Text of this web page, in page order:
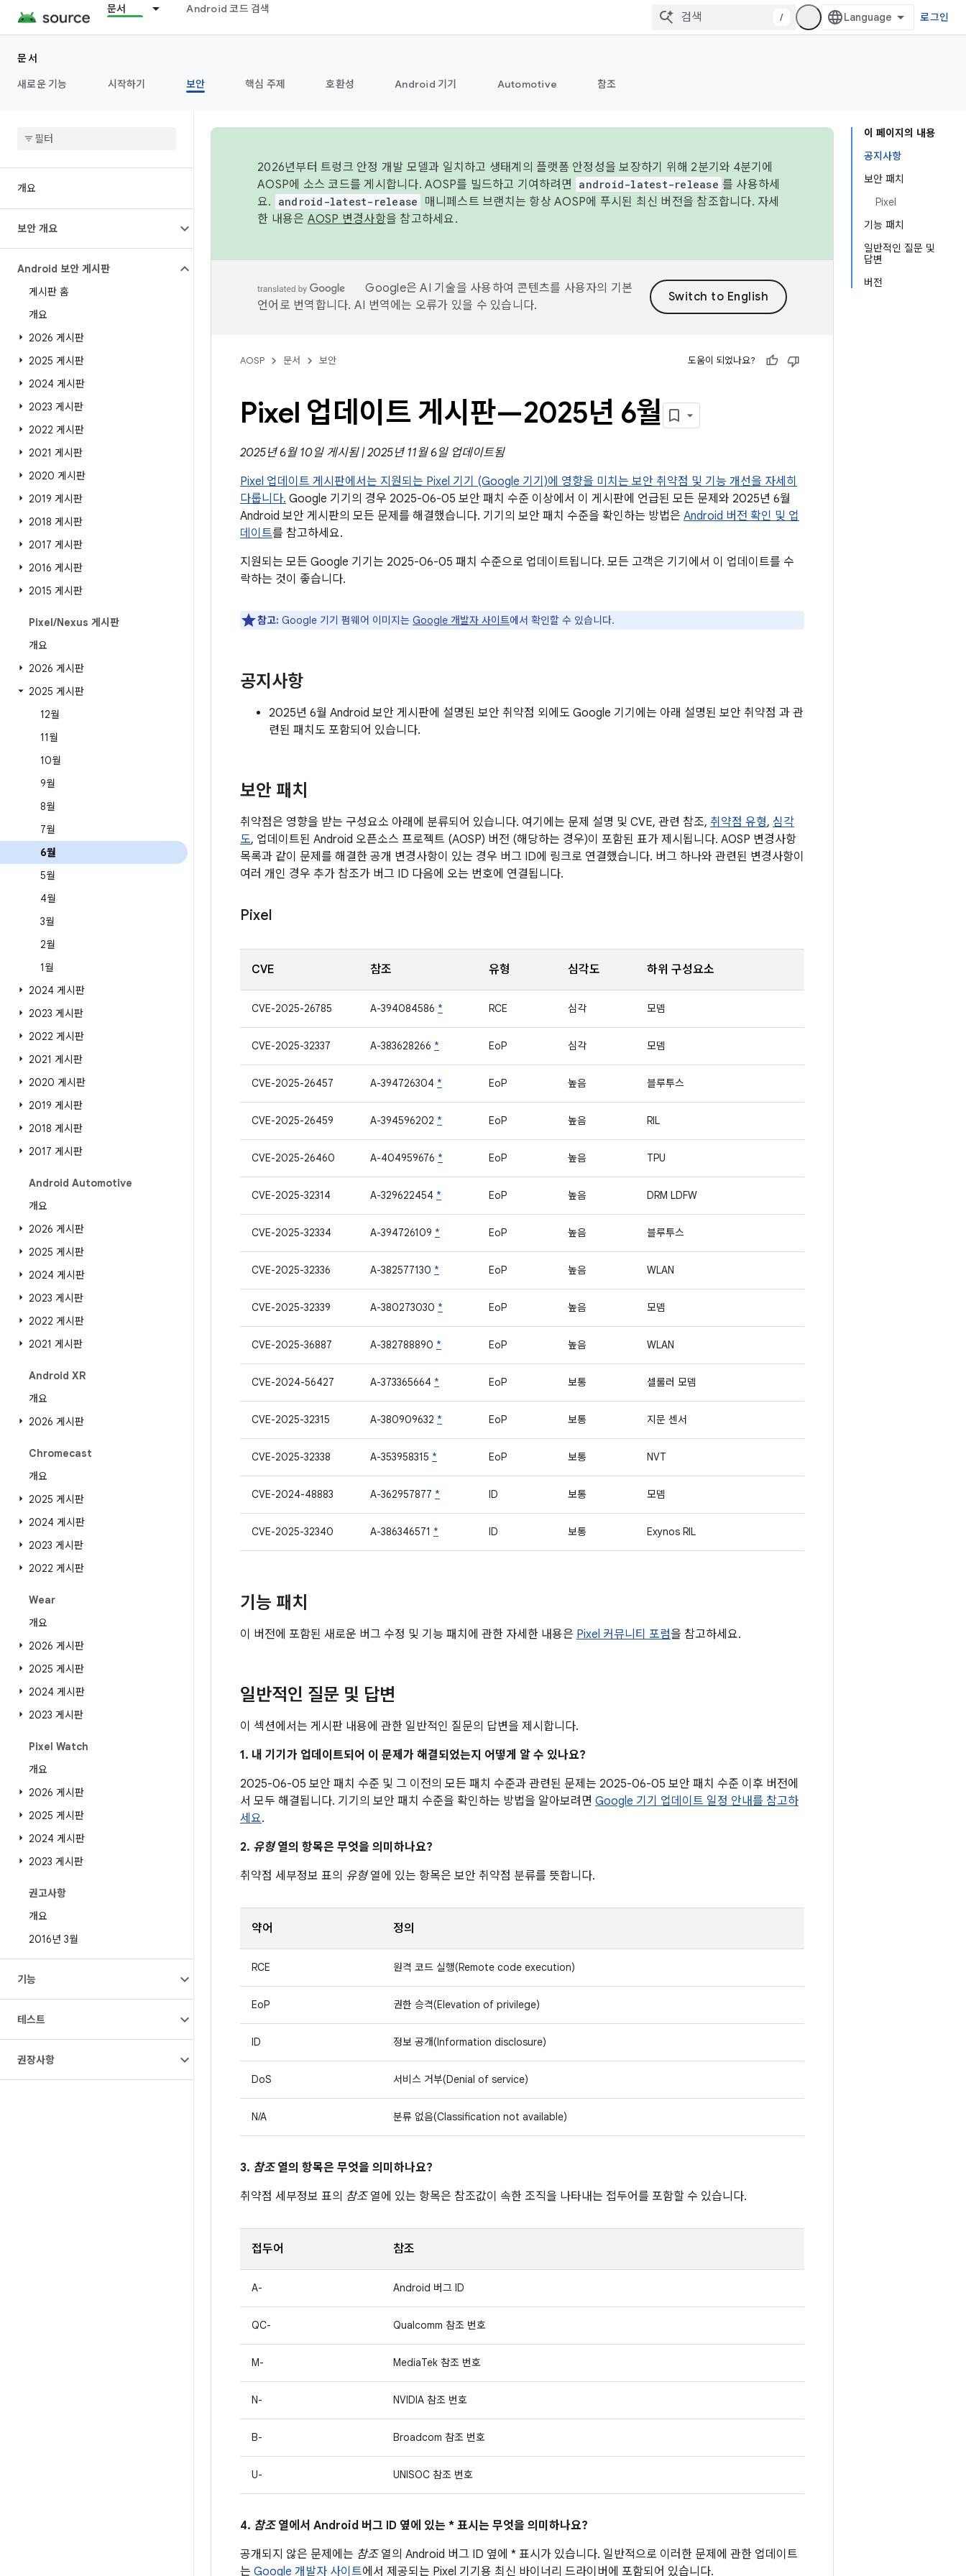
문서 Android 코드 검색
/ 로그인
문서
새로운 기능
시작하기 보안 핵심 주제 호환성 Android 기기 Automotive 참조
개요
보안 개요
Android 보안 게시판
게시판 홈
개요
2026 게시판
2025 게시판
2024 게시판
2023 게시판
2022 게시판
2021 게시판
2020 게시판
2019 게시판
2018 게시판
2017 게시판
2016 게시판
2015 게시판
Pixel/Nexus 게시판
개요
2026 게시판
2025 게시판
12월
11월
10월
9월
8월
7월
6월
5월
4월
3월
2월
1월
2024 게시판
2023 게시판
2022 게시판
2021 게시판
2020 게시판
2019 게시판
2018 게시판
2017 게시판
Android Automotive
개요
2026 게시판
2025 게시판
2024 게시판
2023 게시판
2022 게시판
2021 게시판
Android XR
개요
2026 게시판
Chromecast
개요
2025 게시판
2024 게시판
2023 게시판
2022 게시판
Wear
개요
2026 게시판
2025 게시판
2024 게시판
2023 게시판
Pixel Watch
개요
2026 게시판
2025 게시판
2024 게시판
2023 게시판
권고사항
개요
2016년 3월
기능
테스트
권장사항
이 페이지의 내용
공지사항
보안 패치
Pixel
기능 패치
일반적인 질문 및
답변
버전
2026년부터 트렁크 안정 개발 모델과 일치하고 생태계의 플랫폼 안정성을 보장하기 위해 2분기와 4분기에
AOSP에 소스 코드를 게시합니다. AOSP를 빌드하고 기여하려면
android-latest-release 를 사용하세
요.
android-latest-release
매니페스트 브랜치는 항상 AOSP에 푸시된 최신 버전을 참조합니다. 자세
한 내용은 AOSP 변경사항을 참고하세요.
Google은 AI 기술을 사용하여 콘텐츠를 사용자의 기본
언어로 번역합니다. AI 번역에는 오류가 있을 수 있습니다.
AOSP 문서 보안 도움이 되었나요?
Pixel 업데이트 게시판—2025년 6월
2025년 6월 10일 게시됨 | 2025년 11월 6일 업데이트됨
Pixel 업데이트 게시판에서는 지원되는 Pixel 기기 (Google 기기)에 영향을 미치는 보안 취약점 및 기능 개선을 자세히
다룹니다. Google 기기의 경우 2025-06-05 보안 패치 수준 이상에서 이 게시판에 언급된 모든 문제와 2025년 6월
Android 보안 게시판의 모든 문제를 해결했습니다. 기기의 보안 패치 수준을 확인하는 방법은 Android 버전 확인 및 업
데이트를 참고하세요.
지원되는 모든 Google 기기는 2025-06-05 패치 수준으로 업데이트됩니다. 모든 고객은 기기에서 이 업데이트를 수
락하는 것이 좋습니다.
참고: Google 기기 펌웨어 이미지는 Google 개발자 사이트에서 확인할 수 있습니다.
공지사항
2025년 6월 Android 보안 게시판에 설명된 보안 취약점 외에도 Google 기기에는 아래 설명된 보안 취약점 과 관
련된 패치도 포함되어 있습니다.
보안 패치
취약점은 영향을 받는 구성요소 아래에 분류되어 있습니다. 여기에는 문제 설명 및 CVE, 관련 참조, 취약점 유형, 심각
도, 업데이트된 Android 오픈소스 프로젝트 (AOSP) 버전 (해당하는 경우)이 포함된 표가 제시됩니다. AOSP 변경사항
목록과 같이 문제를 해결한 공개 변경사항이 있는 경우 버그 ID에 링크로 연결했습니다. 버그 하나와 관련된 변경사항이
여러 개인 경우 추가 참조가 버그 ID 다음에 오는 번호에 연결됩니다.
Pixel
CVE 참조 유형 심각도 하위 구성요소
CVE-2025-26785 A-394084586 * RCE 심각 모뎀
CVE-2025-32337 A-383628266 * EoP 심각 모뎀
CVE-2025-26457 A-394726304 * EoP 높음 블루투스
CVE-2025-26459 A-394596202 * EoP 높음 RIL
CVE-2025-26460 A-404959676 * EoP 높음 TPU
CVE-2025-32314 A-329622454 * EoP 높음 DRM LDFW
CVE-2025-32334 A-394726109 * EoP 높음 블루투스
CVE-2025-32336 A-382577130 * EoP 높음 WLAN
CVE-2025-32339 A-380273030 * EoP 높음 모뎀
CVE-2025-36887 A-382788890 * EoP 높음 WLAN
CVE-2024-56427 A-373365664 * EoP 보통 셀룰러 모뎀
CVE-2025-32315 A-380909632 * EoP 보통 지문 센서
CVE-2025-32338 A-353958315 * EoP 보통 NVT
CVE-2024-48883 A-362957877 * ID 보통 모뎀
CVE-2025-32340 A-386346571 * ID 보통 Exynos RIL
기능 패치
이 버전에 포함된 새로운 버그 수정 및 기능 패치에 관한 자세한 내용은 Pixel 커뮤니티 포럼을 참고하세요.
일반적인 질문 및 답변
이 섹션에서는 게시판 내용에 관한 일반적인 질문의 답변을 제시합니다.
1. 내 기기가 업데이트되어 이 문제가 해결되었는지 어떻게 알 수 있나요?
2025-06-05 보안 패치 수준 및 그 이전의 모든 패치 수준과 관련된 문제는 2025-06-05 보안 패치 수준 이후 버전에
서 모두 해결됩니다. 기기의 보안 패치 수준을 확인하는 방법을 알아보려면 Google 기기 업데이트 일정 안내를 참고하
세요.
2. 유형열의 항목은 무엇을 의미하나요?
취약점 세부정보 표의 유형열에 있는 항목은 보안 취약점 분류를 뜻합니다.
약어 정의
RCE 원격 코드 실행(Remote code execution)
EoP 권한 승격(Elevation of privilege)
ID 정보 공개(Information disclosure)
DoS 서비스 거부(Denial of service)
N/A 분류 없음(Classification not available)
3. 참조열의 항목은 무엇을 의미하나요?
취약점 세부정보 표의 참조열에 있는 항목은 참조값이 속한 조직을 나타내는 접두어를 포함할 수 있습니다.
접두어 참조
A- Android 버그 ID
QC- Qualcomm 참조 번호
M- MediaTek 참조 번호
N- NVIDIA 참조 번호
B- Broadcom 참조 번호
U- UNISOC 참조 번호
4. 참조열에서 Android 버그 ID 옆에 있는 * 표시는 무엇을 의미하나요?
공개되지 않은 문제에는 참조열의 Android 버그 ID 옆에 * 표시가 있습니다. 일반적으로 이러한 문제에 관한 업데이트
는 Google 개발자 사이트에서 제공되는 Pixel 기기용 최신 바이너리 드라이버에 포함되어 있습니다.